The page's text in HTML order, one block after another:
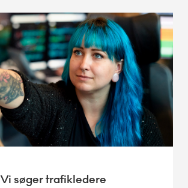
Vi søger trafikledere